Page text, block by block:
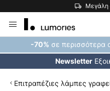
Μεγάλη
Μετάβαση
στο
περιεχόμενο
-70% σε περισσότερα
Newsletter
Επιτραπέζιες λάμπες